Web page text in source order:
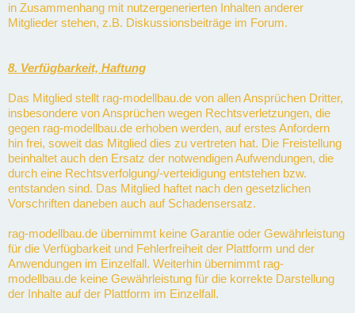
in Zusammenhang mit nutzergenerierten Inhalten anderer
Mitglieder stehen, z.B. Diskussionsbeiträge im Forum.
8. Verfügbarkeit, Haftung
Das Mitglied stellt rag-modellbau.de von allen Ansprüchen Dritter,
insbesondere von Ansprüchen wegen Rechtsverletzungen, die
gegen rag-modellbau.de erhoben werden, auf erstes Anfordern
hin frei, soweit das Mitglied dies zu vertreten hat. Die Freistellung
beinhaltet auch den Ersatz der notwendigen Aufwendungen, die
durch eine Rechtsverfolgung/-verteidigung entstehen bzw.
entstanden sind. Das Mitglied haftet nach den gesetzlichen
Vorschriften daneben auch auf Schadensersatz.
rag-modellbau.de übernimmt keine Garantie oder Gewährleistung
für die Verfügbarkeit und Fehlerfreiheit der Plattform und der
Anwendungen im Einzelfall. Weiterhin übernimmt rag-
modellbau.de keine Gewährleistung für die korrekte Darstellung
der Inhalte auf der Plattform im Einzelfall.